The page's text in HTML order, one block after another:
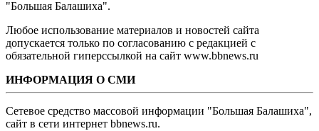
"Большая Балашиха".
Любое использование материалов и новостей сайта
допускается только по согласованию с редакцией с
обязательной гиперссылкой на сайт www.bbnews.ru
ИНФОРМАЦИЯ О СМИ
Сетевое средство массовой информации "Большая Балашиха",
сайт в сети интернет bbnews.ru.